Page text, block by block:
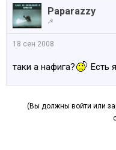
Paparazzy
☭
18 сен 2008
таки а нафига? Есть
(Вы должны войти или